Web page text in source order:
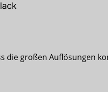
die großen Auflösungen